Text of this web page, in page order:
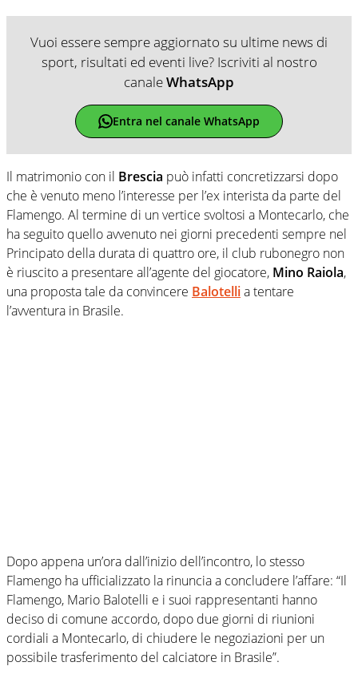
Vuoi essere sempre aggiornato su ultime news di
sport, risultati ed eventi live? Iscriviti al nostro
canaleWhatsApp
Entra nel canale WhatsApp
Il matrimonio con il Brescia può infatti concretizzarsi dopo
che è venuto meno l’interesse per l’ex interista da parte del
Flamengo. Al termine di un vertice svoltosi a Montecarlo, che
ha seguito quello avvenuto nei giorni precedenti sempre nel
Principato della durata di quattro ore, il club rubonegro non
è riuscito a presentare all’agente del giocatore, Mino Raiola,
una proposta tale da convincere Balotellia tentare
l’avventura in Brasile.
Dopo appena un’ora dall’inizio dell’incontro, lo stesso
Flamengo ha ufficializzato la rinuncia a concludere l’affare: “Il
Flamengo, Mario Balotelli e i suoi rappresentanti hanno
deciso di comune accordo, dopo due giorni di riunioni
cordiali a Montecarlo, di chiudere le negoziazioni per un
possibile trasferimento del calciatore in Brasile”.